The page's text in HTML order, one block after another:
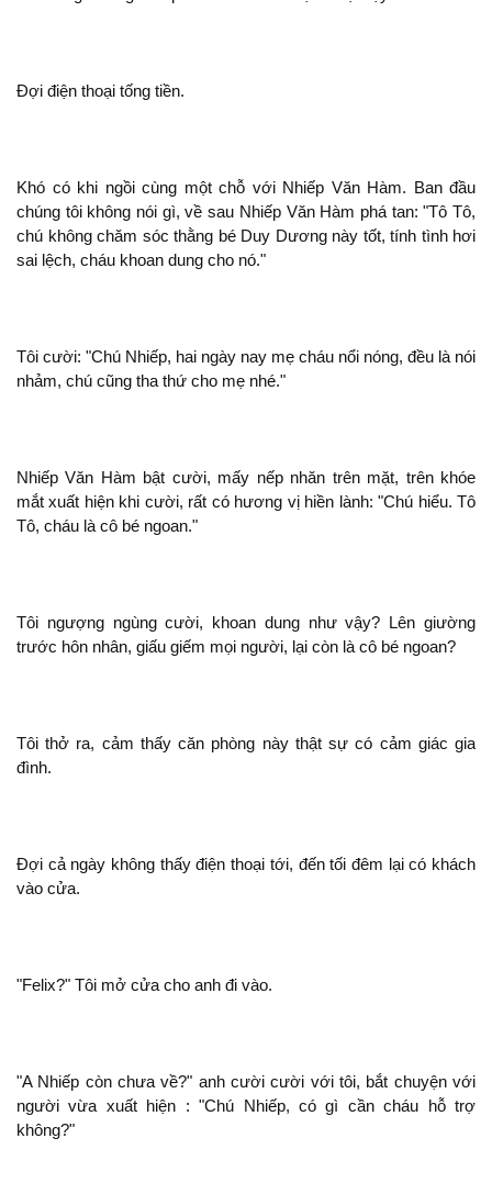
Đợi điện thoại tống tiền.
Khó có khi ngồi cùng
chỗ với Nhiếp Văn Hàm. Ban đầu
chúng tôi
gì, về sau Nhiếp Văn Hàm phá tan: "Tô Tô,
chú
chăm sóc thằng bé Duy Dương này tốt, tính tình hơi
sai lệch, cháu khoan dung cho nó."
Tôi cười: "Chú Nhiếp, hai ngày nay mẹ cháu nổi nóng, đều là
nhảm, chú cũng tha thứ cho mẹ nhé."
Nhiếp Văn Hàm bật cười, mấy nếp nhăn mặt,
khóe
mắt xuất
khi cười, rất có hương vị hiền lành: "Chú hiểu. Tô
Tô, cháu là
bé ngoan."
Tôi ngượng ngùng cười, khoan dung như vậy? Lên giường
trước hôn nhân, giấu giếm mọi người, lại còn là
bé ngoan?
Tôi thở ra, cảm thấy căn phòng này
có cảm giác gia
đình.
Đợi cả ngày
thấy điện thoại tới, đến tối đêm lại có khách
vào cửa.
"Felix?" Tôi mở cửa cho vào.
"A Nhiếp còn chưa về?"
cười cười với tôi, bắt chuyện với
người vừa xuất
: "Chú Nhiếp, có gì cần cháu hỗ trợ
?"